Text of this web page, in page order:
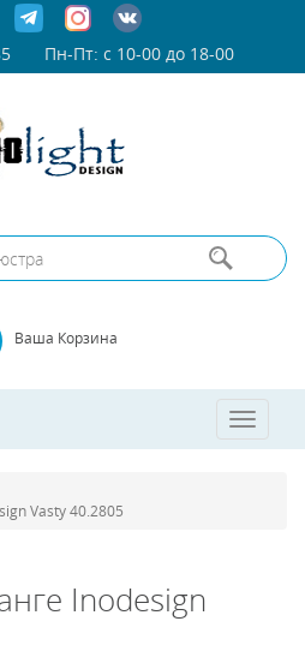
Пн-Пт: с 10-00 до 18-00
Ваша Корзина
Toggle
Vasty 40.2805
Inodesign